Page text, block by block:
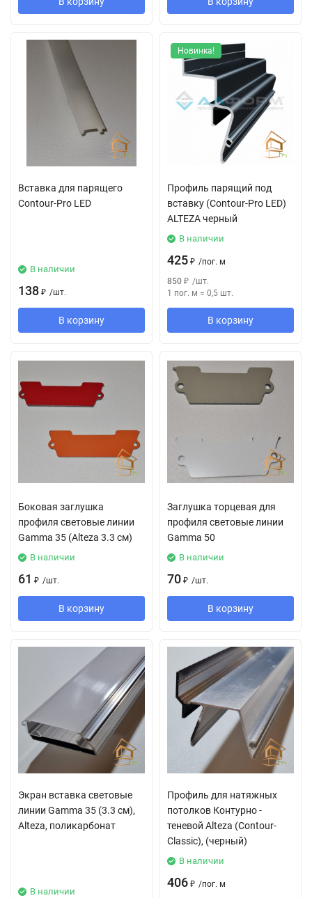
Вставка для парящего
Contour-Pro LED
В наличии
138 ₽ /шт.
В корзину
Новинка!
Профиль парящий под
вставку (Contour-Pro LED)
ALTEZA черный
В наличии
425 ₽ /пог. м
850 ₽ /шт.
1 пог. м = 0,5 шт.
В корзину
Боковая заглушка
профиля световые линии
Gamma 35 (Alteza 3.3 см)
В наличии
61 ₽ /шт.
В корзину
Заглушка торцевая для
профиля световые линии
Gamma 50
В наличии
70 ₽ /шт.
В корзину
Экран вставка световые
линии Gamma 35 (3.3 см),
Alteza, поликарбонат
В наличии
Профиль для натяжных
потолков Контурно -
теневой Alteza (Contour-
Classic), (черный)
В наличии
406 ₽ /пог. м